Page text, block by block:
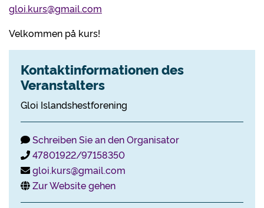
gloi.kurs@gmail.com
Velkommen på kurs!
Kontaktinformationen des
Veranstalters
Gloi Islandshestforening
Schreiben Sie an den Organisator
47801922/97158350
gloi.kurs@gmail.com
Zur Website gehen